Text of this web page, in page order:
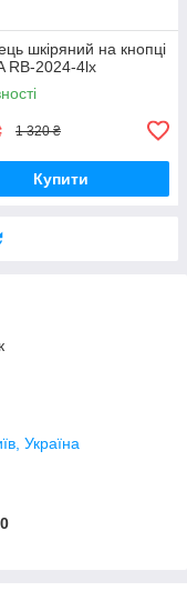
шкіряний на кнопці
RB-2024-4lx
1 320 ₴
Купити
Україна